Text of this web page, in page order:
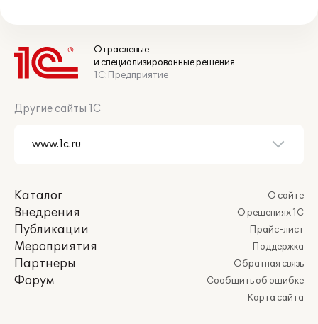
Отраслевые
и специализированные решения
1С:Предприятие
Другие сайты 1С
Каталог
Внедрения
Публикации
Мероприятия
Партнеры
Форум
О сайте
О решениях 1С
Прайс-лист
Поддержка
Обратная связь
Сообщить об ошибке
Карта сайта